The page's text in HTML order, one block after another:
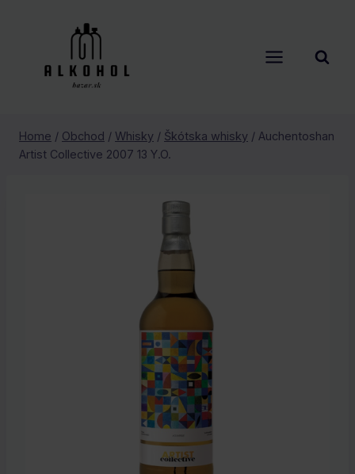
Home / Obchod / Whisky / Škótska whisky / Auchentoshan
Artist Collective 2007 13 Y.O.